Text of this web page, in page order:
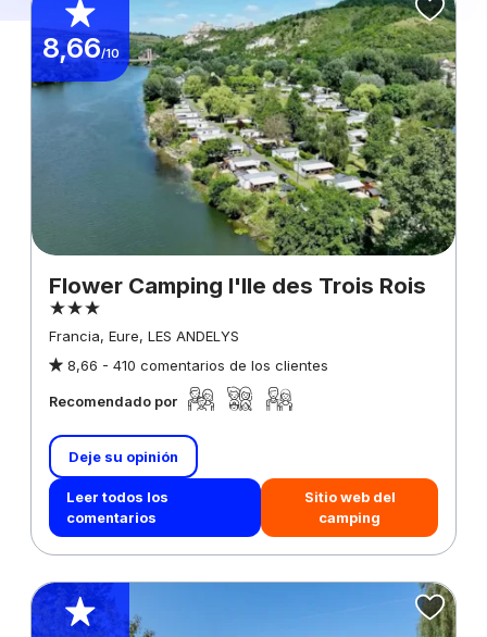
8,66/10
Flower Camping l'Ile des Trois Rois
Francia, Eure, LES ANDELYS
8,66 - 410 comentarios de los clientes
Recomendado por
Deje su opinión
Leer todos los
comentarios
Sitio web del
camping